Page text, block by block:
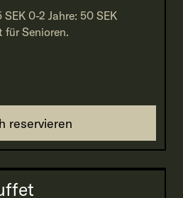
SEK 0-2 Jahre: 50 SEK
für Senioren.
reservieren